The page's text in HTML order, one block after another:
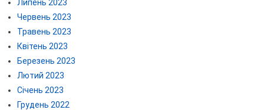
Липень 2023
Червень 2023
Травень 2023
Квітень 2023
Березень 2023
Лютий 2023
Січень 2023
Грудень 2022